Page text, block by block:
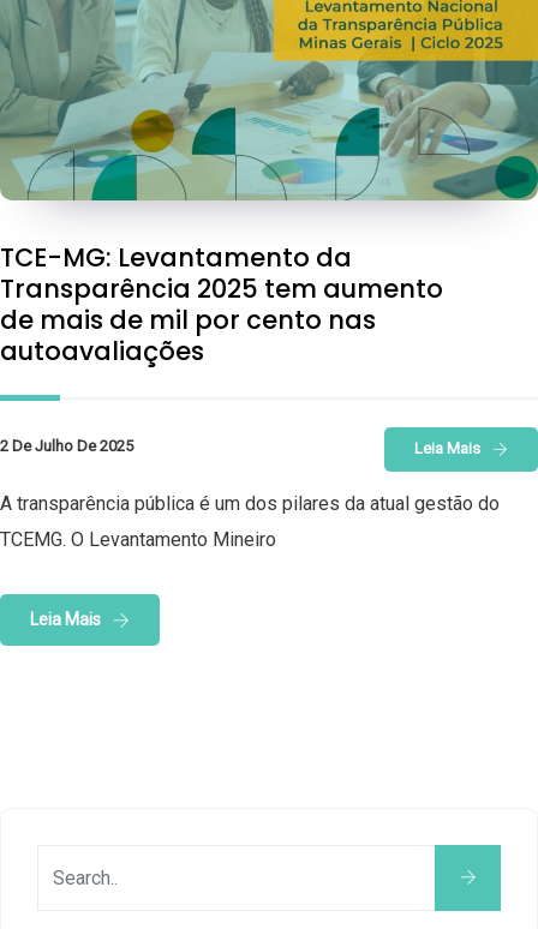
TCE-MG: Levantamento da
Transparência 2025 tem aumento
de mais de mil por cento nas
autoavaliações
2 De Julho De 2025 Leia Mais
A transparência pública é um dos pilares da atual gestão do
TCEMG. O Levantamento Mineiro
Leia Mais